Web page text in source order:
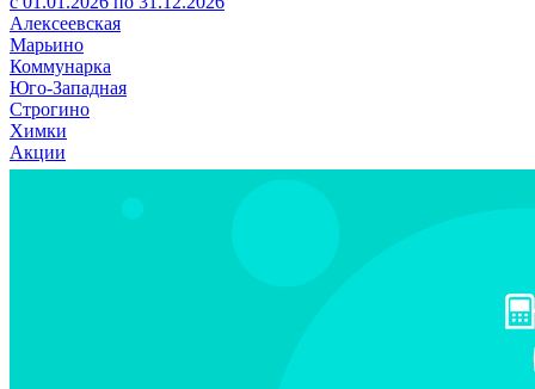
Алексеевская
Марьино
Коммунарка
Юго-Западная
Строгино
Химки
Акции